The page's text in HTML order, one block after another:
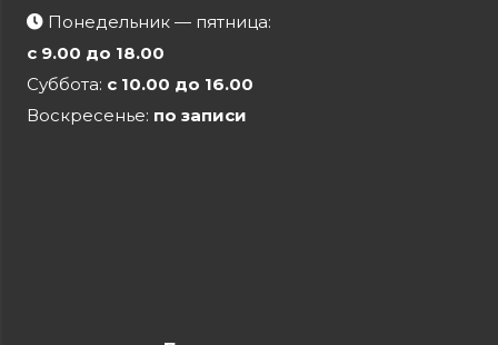
Понедельник — пятница:
с 9.00 до 18.00
Суббота: с 10.00 до 16.00
Воскресенье: по записи